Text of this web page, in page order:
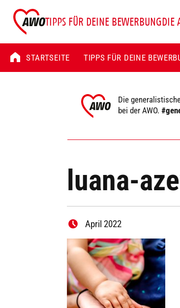
TIPPS FÜR DEINE BEWERBUNGDIE
STARTSEITE TIPPS FÜR DEINE
Die
bei der AWO.
luana-
April 2022